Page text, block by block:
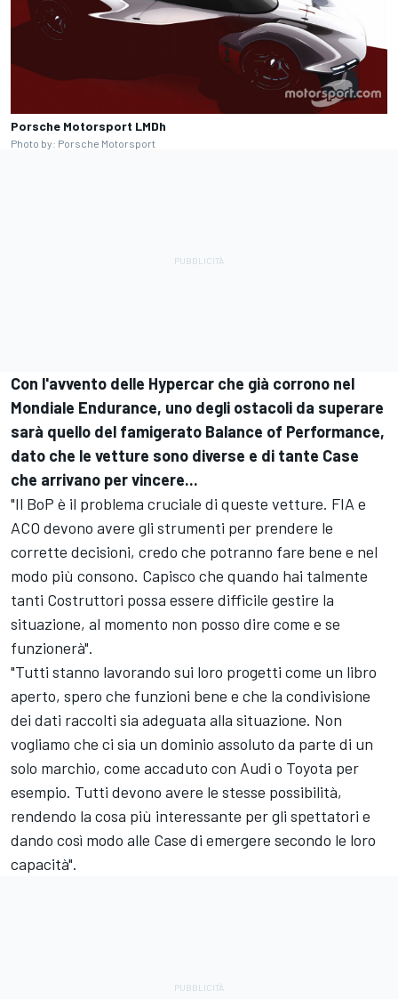
Porsche Motorsport LMDh
Photo by: Porsche Motorsport
Con l'avvento delle Hypercar che già corrono nel
Mondiale Endurance, uno degli ostacoli da superare
sarà quello del famigerato Balance of Performance,
dato che le vetture sono diverse e di tante Case
che arrivano per vincere...
"Il BoP è il problema cruciale di queste vetture. FIA e
ACO devono avere gli strumenti per prendere le
corrette decisioni, credo che potranno fare bene e nel
modo più consono. Capisco che quando hai talmente
tanti Costruttori possa essere difficile gestire la
situazione, al momento non posso dire come e se
funzionerà".
"Tutti stanno lavorando sui loro progetti come un libro
aperto, spero che funzioni bene e che la condivisione
dei dati raccolti sia adeguata alla situazione. Non
vogliamo che ci sia un dominio assoluto da parte di un
solo marchio, come accaduto con Audi o Toyota per
esempio. Tutti devono avere le stesse possibilità,
rendendo la cosa più interessante per gli spettatori e
dando così modo alle Case di emergere secondo le loro
capacità".